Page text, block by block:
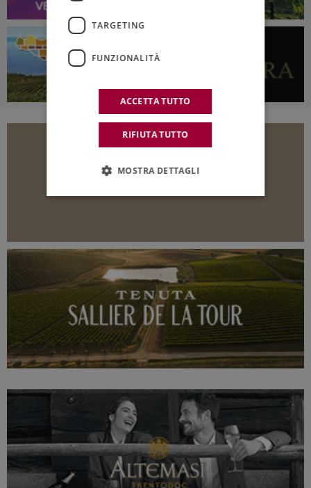
TARGETING
FUNZIONALITÀ
ACCETTA TUTTO
RIFIUTA TUTTO
MOSTRA DETTAGLI